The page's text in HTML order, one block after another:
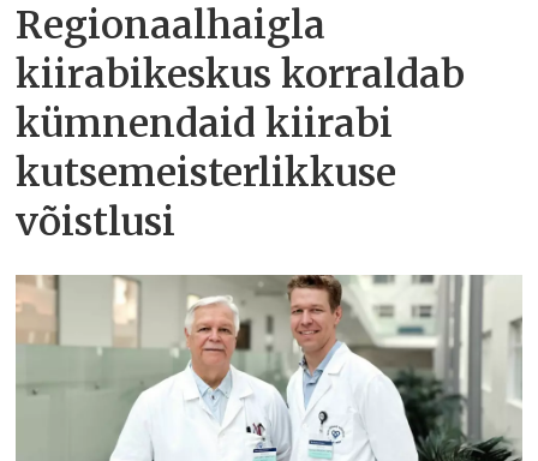
Regionaalhaigla
kiirabikeskus korraldab
kümnendaid kiirabi
kutsemeisterlikkuse
võistlusi